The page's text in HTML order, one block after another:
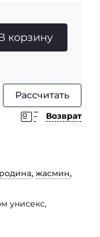
корзину
Рассчитать
Возврат
, жасмин,
унисекс,
нотами